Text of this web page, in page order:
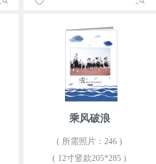
乘风破浪
( 所需照片：246 )
( 12寸竖款205*285 )